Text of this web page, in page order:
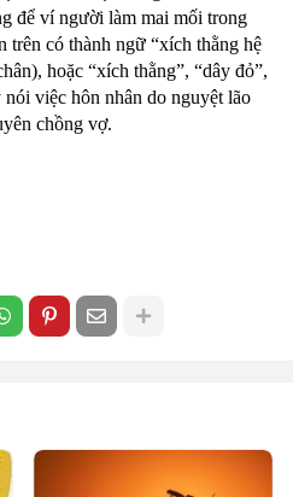
để ví người làm mai mối trong
trên có thành ngữ “xích thằng hệ
hoặc “xích thằng”, “dây đỏ”,
việc hôn nhân do nguyệt lão
chồng vợ.